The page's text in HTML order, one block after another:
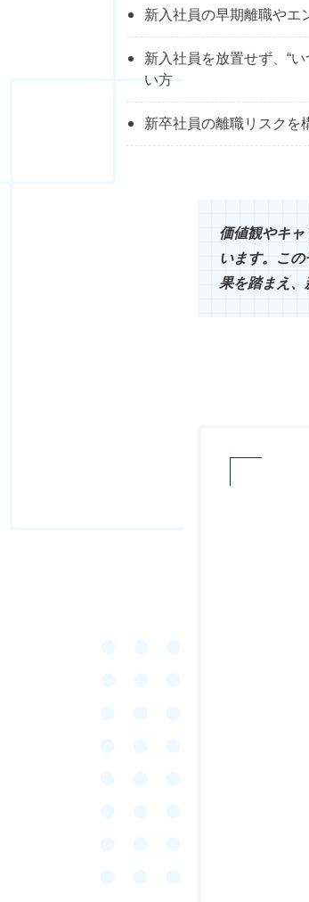
新入社員の早期離職やエ
新入社員を放置せず、“
い方
新卒社員の離職リスクを
価値観やキ
います。こ
果を踏まえ、